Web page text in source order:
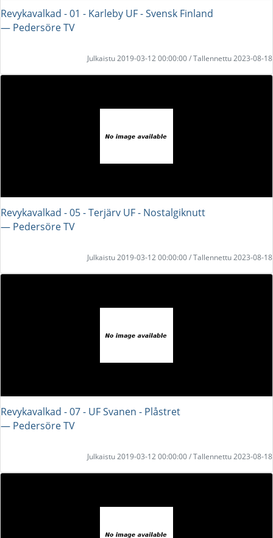
Revykavalkad - 01 - Karleby UF - Svensk Finland
― Pedersöre TV
Julkaistu 2019-03-12 00:00:00 / Tallennettu 2023-08-18
Revykavalkad - 05 - Terjärv UF - Nostalgiknutt
― Pedersöre TV
Julkaistu 2019-03-12 00:00:00 / Tallennettu 2023-08-18
Revykavalkad - 07 - UF Svanen - Plåstret
― Pedersöre TV
Julkaistu 2019-03-12 00:00:00 / Tallennettu 2023-08-18